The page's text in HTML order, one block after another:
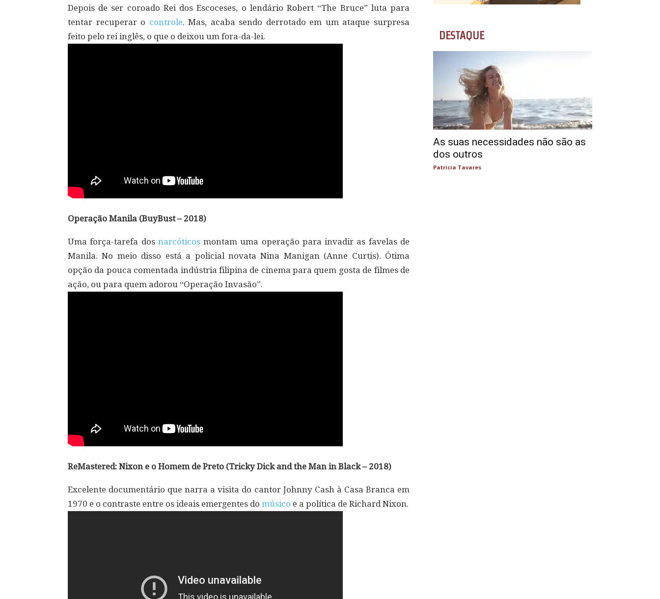
Depois de ser coroado Rei dos Escoceses, o lendário Robert “The Bruce” luta para
tentar recuperar o controle. Mas, acaba sendo derrotado em um ataque surpresa
feito pelo rei inglês, o que o deixou um fora-da-lei.
Operação Manila (BuyBust – 2018)
Uma força-tarefa dos narcóticosmontam uma operação para invadir as favelas de
Manila. No meio disso está a policial novata Nina Manigan (Anne Curtis). Ótima
opção da pouca comentada indústria filipina de cinema para quem gosta de filmes de
ação, ou para quem adorou “Operação Invasão”.
ReMastered: Nixon e o Homem de Preto (Tricky Dick and the Man in Black – 2018)
Excelente documentário que narra a visita do cantor Johnny Cash à Casa Branca em
1970 e o contraste entre os ideais emergentes do músico e a política de Richard Nixon.
DESTAQUE
As suas necessidades não são as
dos outros
Patricia Tavares